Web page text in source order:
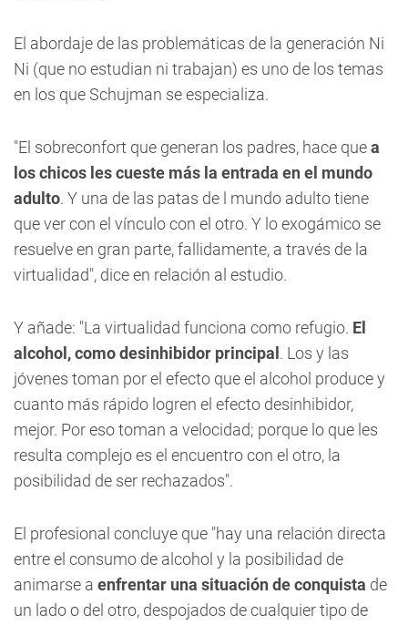
El abordaje de las problemáticas de la generación Ni
Ni (que no estudian ni trabajan) es uno de los temas
en los que Schujman se especializa.
"El sobreconfort que generan los padres, hace quea
los chicos les cueste más la entrada en el mundo
adulto. Y una de las patas de l mundo adulto tiene
que ver con el vínculo con el otro. Y lo exogámico se
resuelve en gran parte, fallidamente, a través de la
virtualidad", dice en relación al estudio.
Y añade: "La virtualidad funciona como refugio. El
alcohol, como desinhibidor principal . Los y las
jóvenes toman por el efecto que el alcohol produce y
cuanto más rápido logren el efecto desinhibidor,
mejor. Por eso toman a velocidad; porque lo que les
resulta complejo es el encuentro con el otro, la
posibilidad de ser rechazados".
El profesional concluye que "hay una relación directa
entre el consumo de alcohol y la posibilidad de
animarse a enfrentar una situación de conquista de
un lado o del otro, despojados de cualquier tipo de